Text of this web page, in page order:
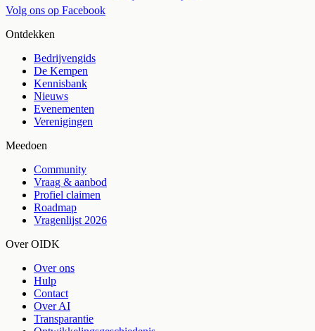
Volg ons op Facebook
Ontdekken
Bedrijvengids
De Kempen
Kennisbank
Nieuws
Evenementen
Verenigingen
Meedoen
Community
Vraag & aanbod
Profiel claimen
Roadmap
Vragenlijst 2026
Over OIDK
Over ons
Hulp
Contact
Over AI
Transparantie